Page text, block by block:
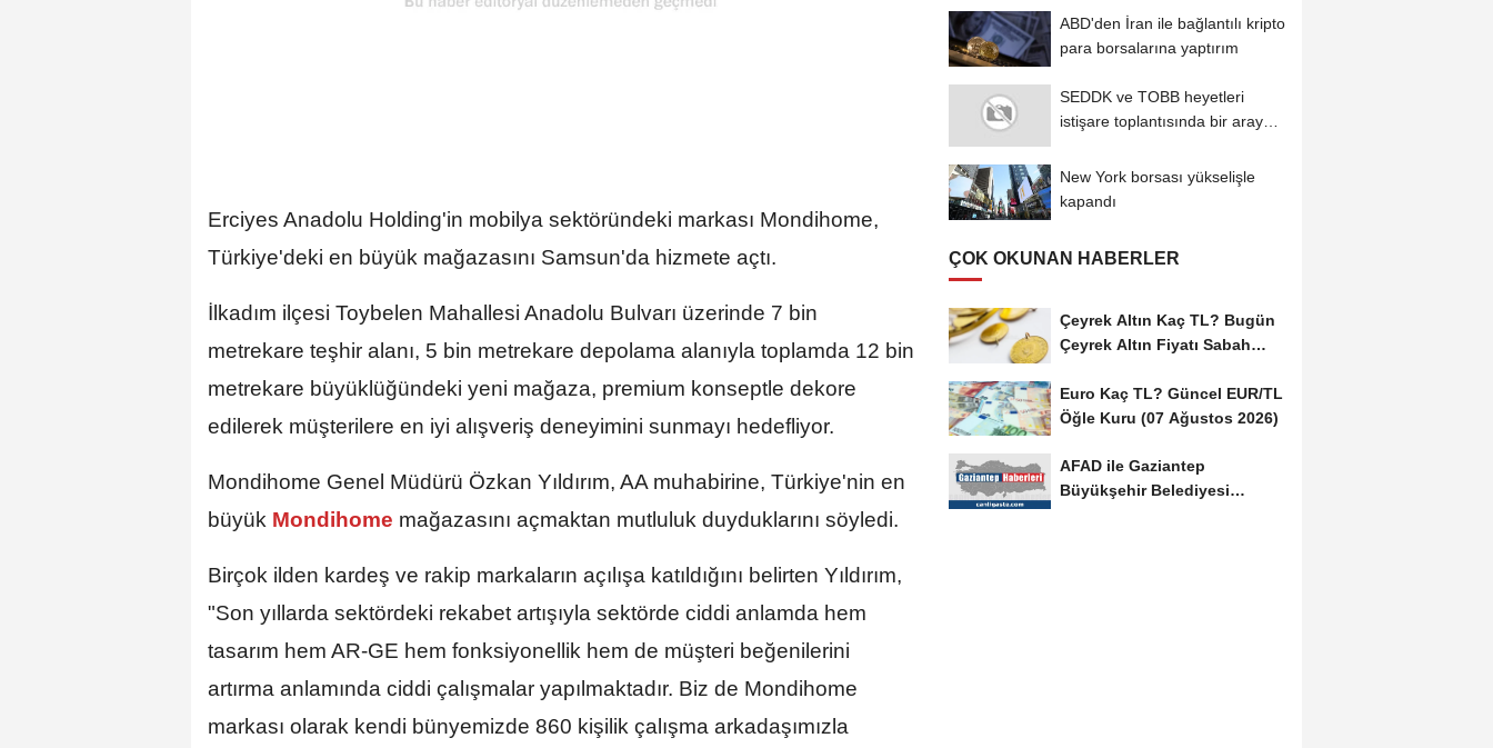
Erciyes Anadolu Holding'in mobilya sektöründeki markası Mondihome,
Türkiye'deki en büyük mağazasını Samsun'da hizmete açtı.
İlkadım ilçesi Toybelen Mahallesi Anadolu Bulvarı üzerinde 7 bin
metrekare teşhir alanı, 5 bin metrekare depolama alanıyla toplamda 12 bin
metrekare büyüklüğündeki yeni mağaza, premium konseptle dekore
edilerek müşterilere en iyi alışveriş deneyimini sunmayı hedefliyor.
Mondihome Genel Müdürü Özkan Yıldırım, AA muhabirine, Türkiye'nin en
büyük Mondihome mağazasını açmaktan mutluluk duyduklarını söyledi.
Birçok ilden kardeş ve rakip markaların açılışa katıldığını belirten Yıldırım,
"Son yıllarda sektördeki rekabet artışıyla sektörde ciddi anlamda hem
tasarım hem AR-GE hem fonksiyonellik hem de müşteri beğenilerini
artırma anlamında ciddi çalışmalar yapılmaktadır. Biz de Mondihome
markası olarak kendi bünyemizde 860 kişilik çalışma arkadaşımızla
ABD'den İran ile bağlantılı kripto
para borsalarına yaptırım
SEDDK ve TOBB heyetleri
istişare toplantısında bir araya
New York borsası yükselişle
kapandı
ÇOK OKUNAN HABERLER
Çeyrek Altın Kaç TL? Bugün
Çeyrek Altın Fiyatı Sabah
Euro Kaç TL? Güncel EUR/TL
Öğle Kuru (07 Ağustos 2026)
AFAD ile Gaziantep
Büyükşehir Belediyesi